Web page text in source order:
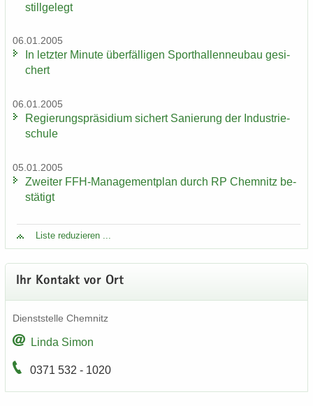
still­ge­legt
06.01.2005
In letz­ter Mi­nu­te über­fäl­li­gen Sport­hal­len­neu­bau ge­si­
chert
06.01.2005
Re­gie­rungs­prä­si­di­um si­chert Sa­nie­rung der In­dus­trie­
schu­le
05.01.2005
Zwei­ter FFH-​Managementplan durch RP Chem­nitz be­
stä­tigt
Liste re­du­zie­ren ...
Ihr Kon­takt vor Ort
Dienst­stel­le Chem­nitz
Linda Simon
0371 532 - 1020